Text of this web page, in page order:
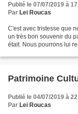
Publié le 07/07/2019 à
Par Lei Roucas
C'est avec tristesse que
un très bon souvenir du
était. Nous pourrons lui
Patrimoine
Publié le 04/07/2019 à
Par Lei Roucas